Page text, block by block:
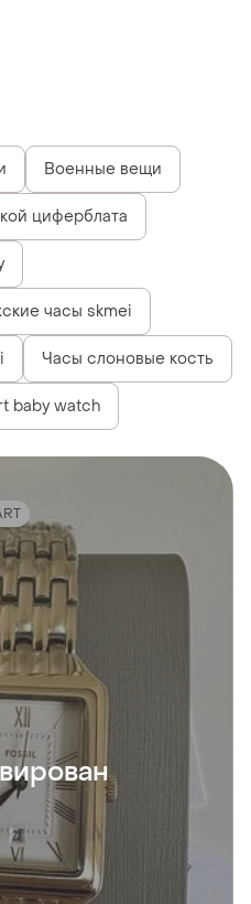
Военные вещи
циферблата
часы skmei
Часы слоновые кость
baby watch